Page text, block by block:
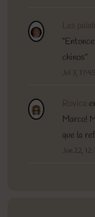
Las
“
chinos”
Jul 3, 17:45
Rovica
Marco!
que la
Jun 22,